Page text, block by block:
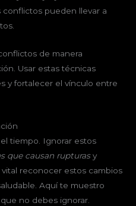
conflictos pueden llevar a
de manera
Usar estas técnicas
y fortalecer el vínculo entre
tiempo. Ignorar estos
que causan rupturasy
reconocer estos cambios
Aquí te muestro
no debes ignorar.